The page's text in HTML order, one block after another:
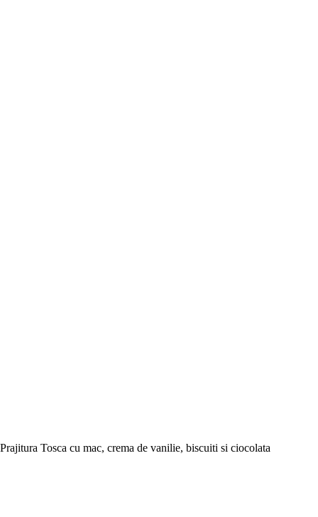
Prajitura Tosca cu mac, crema de vanilie, biscuiti si ciocolata